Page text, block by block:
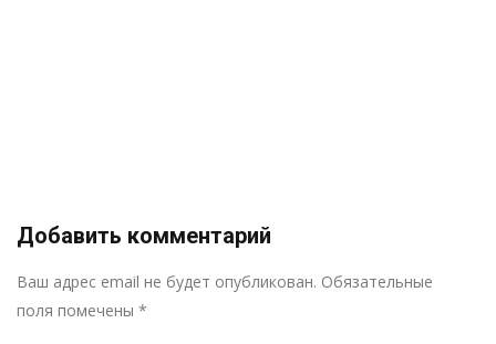
Добавить комментарий
Ваш адрес email не будет опубликован. Обязательные
поля помечены *